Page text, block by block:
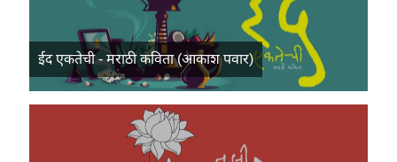
ईद एकतेची - मराठी कविता (आकाश पवार)